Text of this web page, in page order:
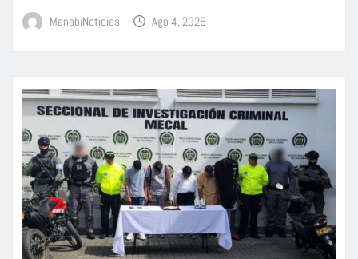
ManabiNoticias Ago 4, 2026